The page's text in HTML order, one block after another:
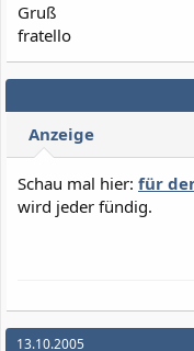
Gruß
fratello
Anzeige
Schau mal hier: für
wird jeder fündig.
13.10.2005